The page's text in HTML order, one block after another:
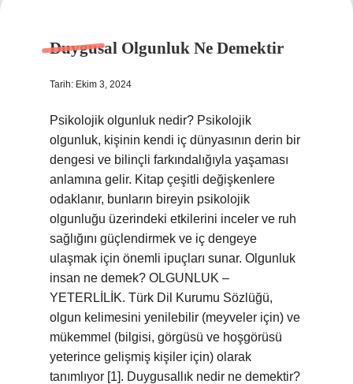
Duygusal Olgunluk Ne Demektir
Tarih: Ekim 3, 2024
Psikolojik olgunluk nedir? Psikolojik
olgunluk, kişinin kendi iç dünyasının derin bir
dengesi ve bilinçli farkındalığıyla yaşaması
anlamına gelir. Kitap çeşitli değişkenlere
odaklanır, bunların bireyin psikolojik
olgunluğu üzerindeki etkilerini inceler ve ruh
sağlığını güçlendirmek ve iç dengeye
ulaşmak için önemli ipuçları sunar. Olgunluk
insan ne demek? OLGUNLUK –
YETERLİLİK. Türk Dil Kurumu Sözlüğü,
olgun kelimesini yenilebilir (meyveler için) ve
mükemmel (bilgisi, görgüsü ve hoşgörüsü
yeterince gelişmiş kişiler için) olarak
tanımlıyor [1]. Duygusallık nedir ne demektir?